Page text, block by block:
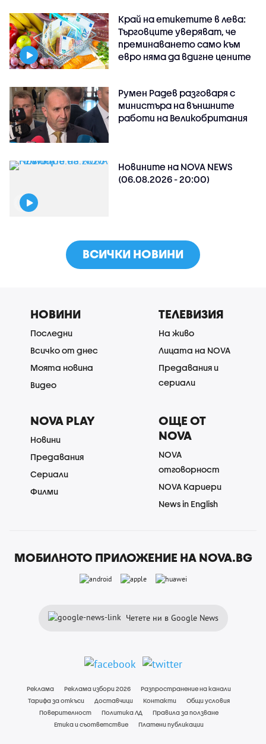
Край на етикетите в лева:
Търговците уверяват, че
преминаването само към
евро няма да вдигне цените
Румен Радев разговаря с
министъра на външните
работи на Великобритания
Новините на NOVA NEWS
(06.08.2026 - 20:00)
ВСИЧКИ НОВИНИ
НОВИНИ
Последни
Всичко от днес
Моята новина
Видео
ТЕЛЕВИЗИЯ
На живо
Лицата на NOVA
Предавания и
сериали
NOVA PLAY
Новини
Предавания
Сериали
Филми
ОЩЕ ОТ
NOVA
NOVA
отговорност
NOVA Кариери
News in English
МОБИЛНОТО ПРИЛОЖЕНИЕ НА NOVA.BG
Четете ни в Google News
Реклама Реклама избори 2026
Разпространение на канали
Тарифа за откъси
Доставчици Контакти
Общи условия
Поверителност
Политика ЛД
Правила за ползване
Етика и съответствие
Платени публикации